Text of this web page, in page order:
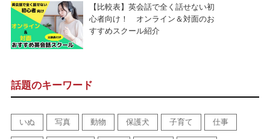
【比較表】英会話で全く話せない初
心者向け！ オンライン＆対面のお
すすめスクール紹介
話題のキーワード
いぬ 写真 動物 保護犬 子育て 仕事